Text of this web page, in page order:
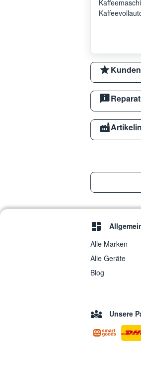
Alle Marken
Alle Geräte
Blog
Unsere